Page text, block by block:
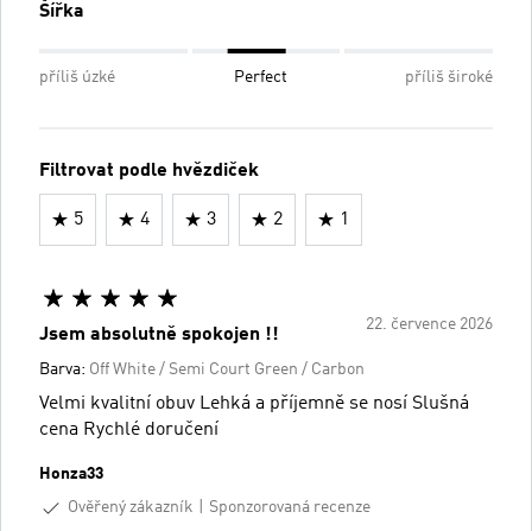
Šířka
příliš úzké Perfect příliš široké
Filtrovat podle hvězdiček
5 4 3 2 1
22. července 2026
Jsem absolutně spokojen !!
Barva: Off White / Semi Court Green / Carbon
Velmi kvalitní obuv Lehká a příjemně se nosí Slušná
cena Rychlé doručení
Honza33
Ověřený zákazník
Sponzorovaná recenze